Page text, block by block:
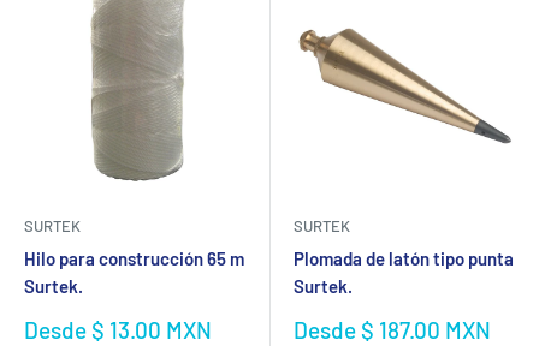
SURTEK
Hilo para construcción 65 m
Surtek.
Precio
Desde $ 13.00 MXN
SURTEK
Plomada de latón tipo punta
Surtek.
Precio
Desde $ 187.00 MXN